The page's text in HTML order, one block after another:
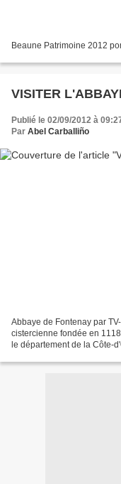
Beaune Patrimoine 2012
VISITER
Publié le 02/09/2012 à
Par Abel Carballiño
Abbaye de Fontenay par
cistercienne fondée en
le département de la Côte-